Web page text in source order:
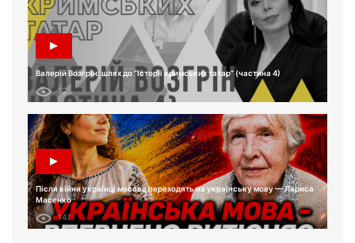
Валерій Возгрін: шлях до “Історії кримських татар” (частина 4)
72
Після війни українці масово переходять на українську мову — Лариса
Масенко
147